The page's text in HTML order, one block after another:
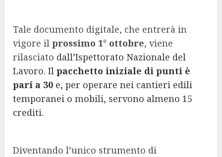
Tale documento digitale, che entrerà in
vigore il prossimo 1° ottobre, viene
rilasciato dall’Ispettorato Nazionale del
Lavoro. Il pacchetto iniziale di punti è
pari a 30 e, per operare nei cantieri edili
temporanei o mobili, servono almeno 15
crediti.
Diventando l’unico strumento di